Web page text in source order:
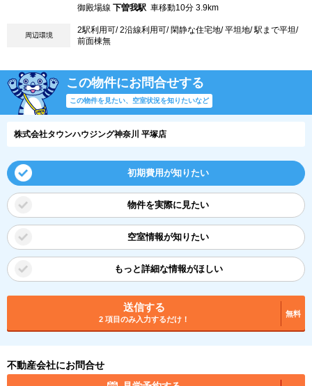
御殿場線 下曽我駅 車移動10分 3.9km
周辺環境
2駅利用可/ 2沿線利用可/ 閑静な住宅地/ 平坦地/ 駅まで平坦/
前面棟無
この物件にお問合せする
この物件を見たい、空室状況を知りたいなど
株式会社タウンハウジング神奈川 平塚店
初期費用が知りたい
物件を実際に見たい
空室情報が知りたい
もっと詳細な情報がほしい
送信する
2 項目のみ入力するだけ！
無料
不動産会社にお問合せ